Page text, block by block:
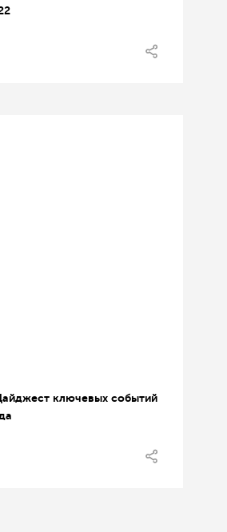
ключевых событий